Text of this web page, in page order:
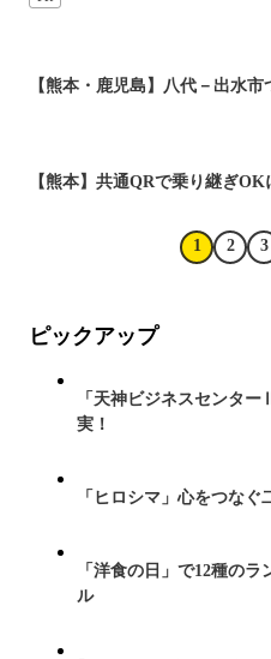
【熊本・鹿児島】八代－出水
【熊本】共通QRで乗り継ぎ
1 2 3
ピックアップ
「天神ビジネスセンタ
実！
「ヒロシマ」心をつな
「洋食の日」で12種の
ル